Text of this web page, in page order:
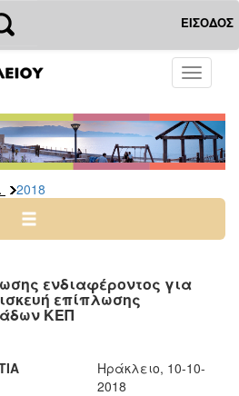
ΕΙΣΟΔΟΣ
Toggle
2018
ενδιαφέροντος για
επίπλωσης
ΚΕΠ
Ηράκλειο, 10-10-
2018